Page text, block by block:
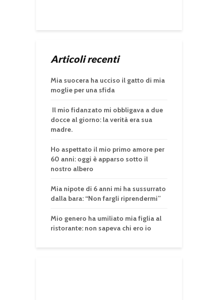
Articoli recenti
Mia suocera ha ucciso il gatto di mia
moglie per una sfida
Il mio fidanzato mi obbligava a due
docce al giorno: la verità era sua
madre.
Ho aspettato il mio primo amore per
60 anni: oggi è apparso sotto il
nostro albero
Mia nipote di 6 anni mi ha sussurrato
dalla bara: “Non fargli riprendermi”
Mio genero ha umiliato mia figlia al
ristorante: non sapeva chi ero io